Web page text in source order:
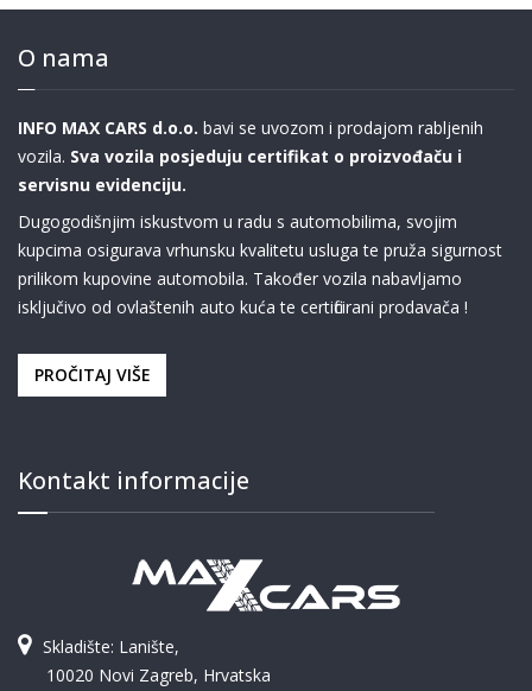
O nama
INFO MAX CARS d.o.o. bavi se uvozom i prodajom rabljenih
vozila. Sva vozila posjeduju certifikat o proizvođaču i
servisnu evidenciju.
Dugogodišnjim iskustvom u radu s automobilima, svojim
kupcima osigurava vrhunsku kvalitetu usluga te pruža sigurnost
prilikom kupovine automobila. Također vozila nabavljamo
isključivo od ovlaštenih auto kuća te certificirani prodavača !
PROČITAJ VIŠE
Kontakt informacije
Skladište: Lanište,
10020 Novi Zagreb, Hrvatska